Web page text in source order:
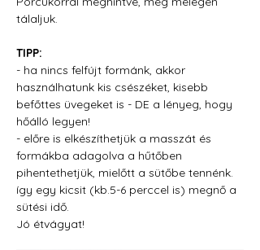
tálaljuk.
TIPP:
- ha nincs felfújt formánk, akkor
használhatunk kis csészéket, kisebb
befőttes üvegeket is - DE a lényeg, hogy
hőálló legyen!
- előre is elkészíthetjük a masszát és
formákba adagolva a hűtőben
pihentethetjük, mielőtt a sütőbe tennénk.
így egy kicsit (kb.5-6 perccel is) megnő a
sütési idő.
Jó étvágyat!